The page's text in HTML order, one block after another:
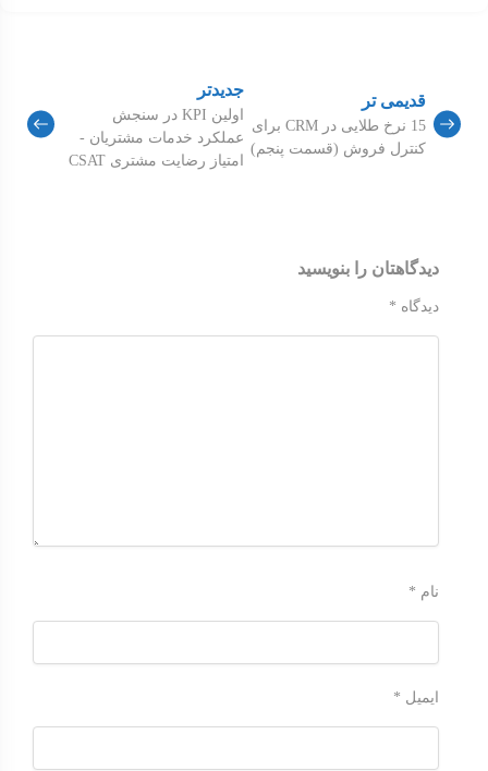
قدیمی تر
15 نرخ طلایی در CRM برای
کنترل فروش (قسمت پنجم)
جدیدتر
اولین KPI در سنجش
عملکرد خدمات مشتریان -
امتیاز رضایت مشتری CSAT
دیدگاهتان را بنویسید
دیدگاه *
نام *
ایمیل *